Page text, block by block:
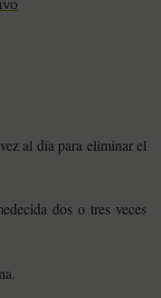
al día para eliminar el
dos o tres veces